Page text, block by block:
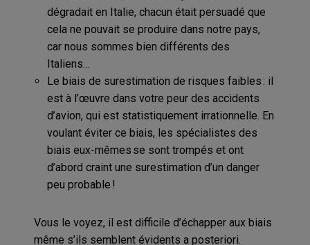
dégradait en Italie, chacun était persuadé que
cela ne pouvait se produire dans notre pays,
car nous sommes bien différents des
Italiens…
Le biais de surestimation de risques faibles : il
est à l’œuvre dans votre peur des accidents
d’avion, qui est statistiquement irrationnelle. En
voulant éviter ce biais, les spécialistes des
biais eux-mêmes se sont trompés et ont
d’abord craint une surestimation d’un danger
peu probable !
Vous le voyez, il est difficile d’échapper aux biais
même s’ils semblent évidents a posteriori.